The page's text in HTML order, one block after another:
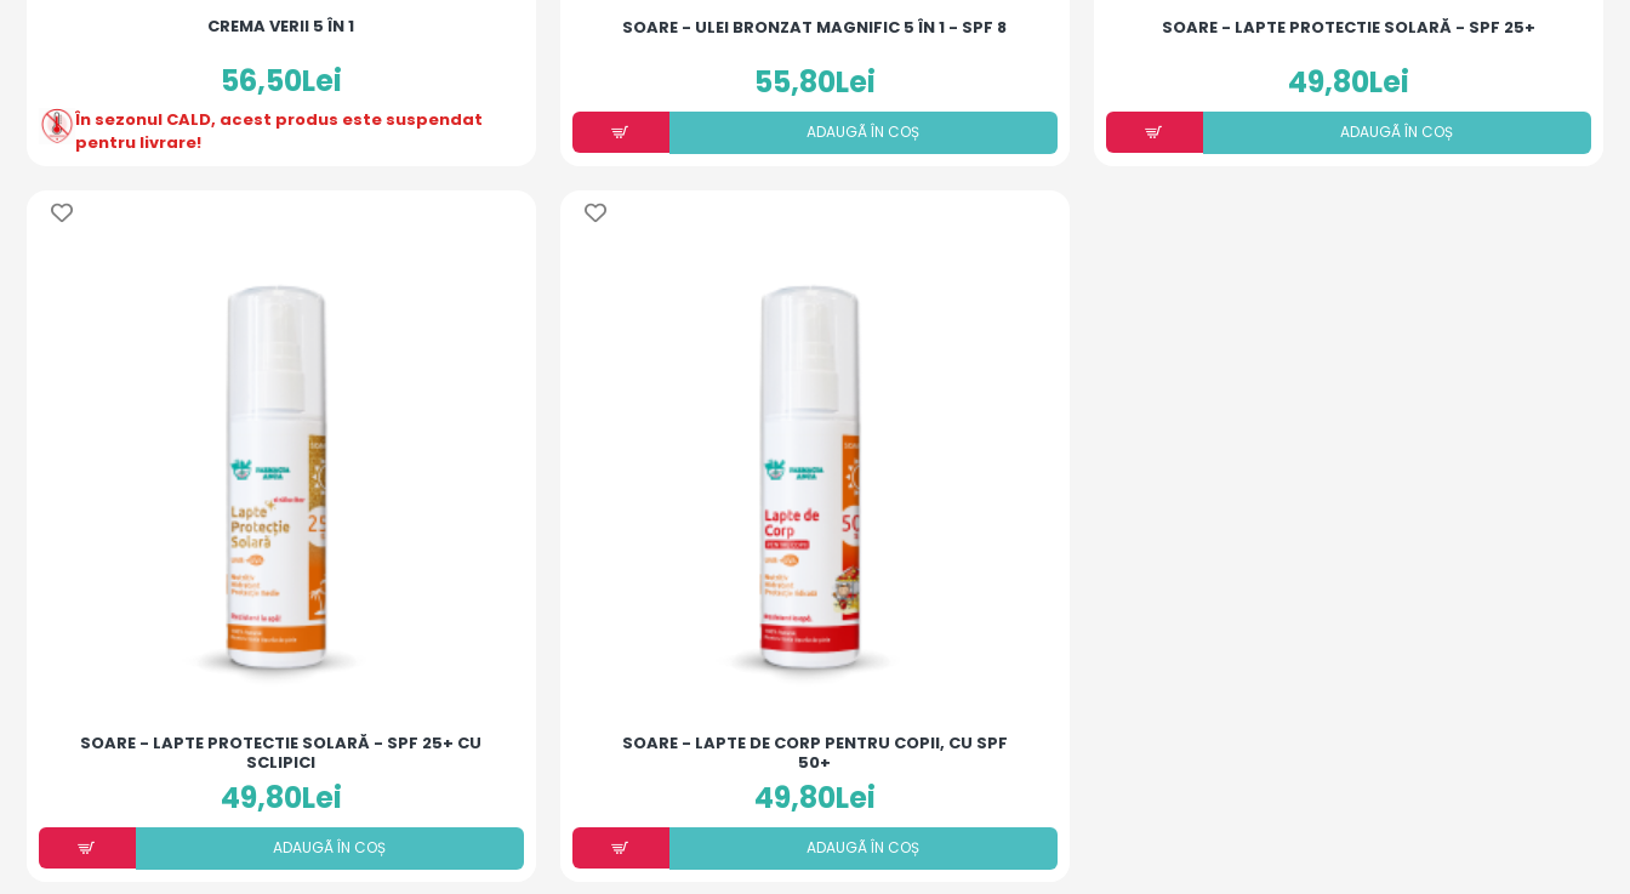
CREMA VERII 5 ÎN 1
56,50Lei
În sezonul CALD, acest produs este suspendat
pentru livrare!
SOARE - ULEI BRONZAT MAGNIFIC 5 ÎN 1 - SPF 8
55,80Lei
ADAUGÃ ÎN COȘ
SOARE - LAPTE PROTECTIE SOLARĂ - SPF 25+
49,80Lei
ADAUGÃ ÎN COȘ
SOARE - LAPTE PROTECTIE SOLARĂ - SPF 25+ CU
SCLIPICI
49,80Lei
ADAUGÃ ÎN COȘ
SOARE - LAPTE DE CORP PENTRU COPII, CU SPF
50+
49,80Lei
ADAUGÃ ÎN COȘ